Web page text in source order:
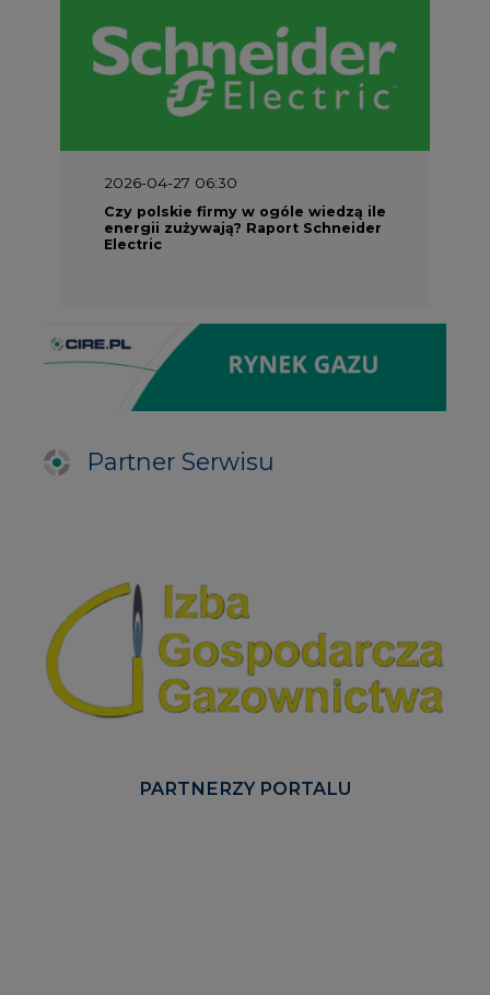
2026-04-27 06:30
Czy polskie firmy w ogóle wiedzą ile
energii zużywają? Raport Schneider
Electric
Partner Serwisu
PARTNERZY PORTALU